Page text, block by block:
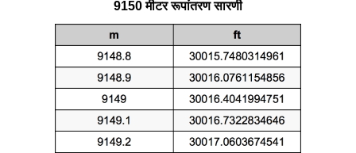
9150 मीटर रूपांतरण सारणी